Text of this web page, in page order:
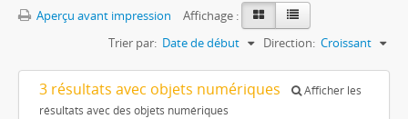
Aperçu avant impression
Affichage :
Trier par: Date de début Direction: Croissant
3 résultats avec objets numériques
Afficher les
résultats avec des objets numériques